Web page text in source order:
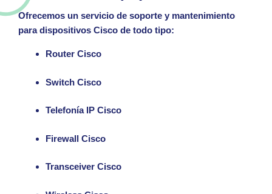
Ofrecemos un servicio de soporte y mantenimiento
para dispositivos Cisco de todo tipo:
Router Cisco
Switch Cisco
Telefonía IP Cisco
Firewall Cisco
Transceiver Cisco